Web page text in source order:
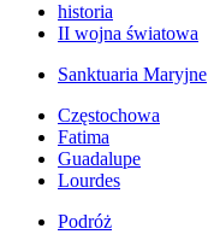
historia
II wojna światowa
Sanktuaria Maryjne
Częstochowa
Fatima
Guadalupe
Lourdes
Podróż